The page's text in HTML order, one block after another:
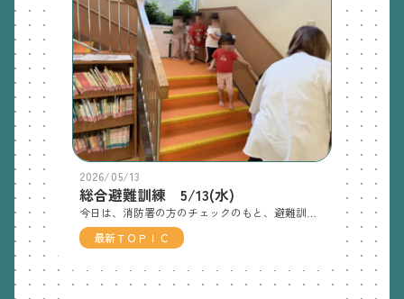
2026/05/13
総合避難訓練 5/13(水)
最新ＴＯＰＩＣ